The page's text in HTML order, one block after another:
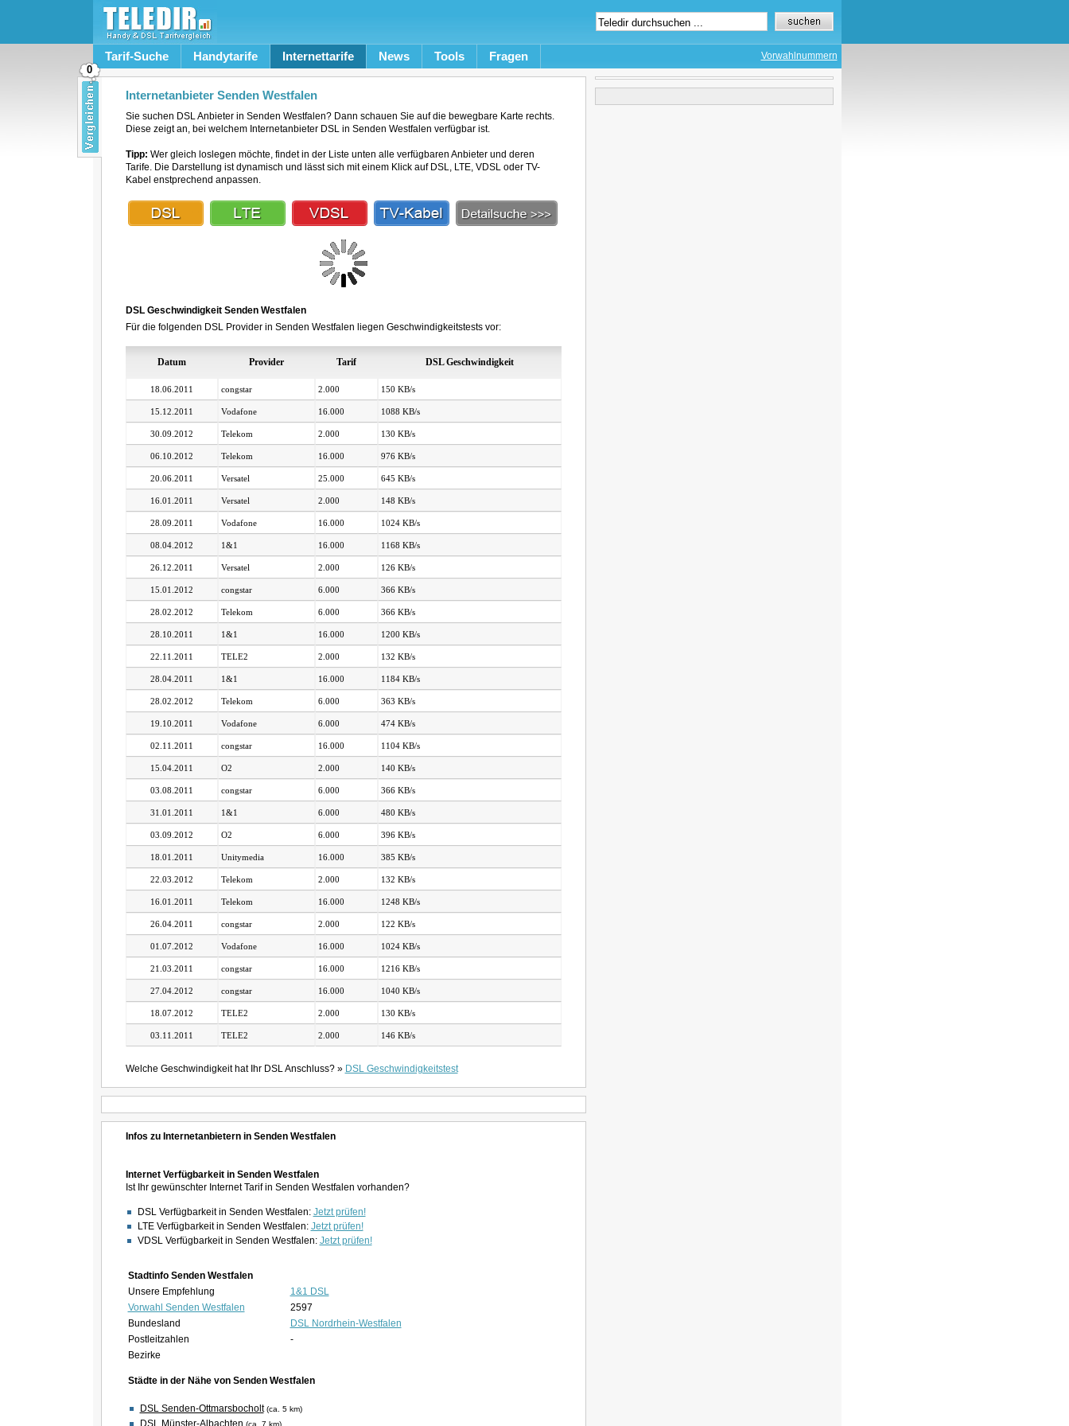
Tarif-Suche Handytarife Internettarife News Tools Fragen Vorwahlnummern
Internetanbieter Senden Westfalen
Sie suchen DSL Anbieter in Senden Westfalen? Dann schauen Sie auf die bewegbare Karte rechts.
Diese zeigt an, bei welchem Internetanbieter DSL in Senden Westfalen verfügbar ist.
Tipp: Wer gleich loslegen möchte, findet in der Liste unten alle verfügbaren Anbieter und deren
Tarife. Die Darstellung ist dynamisch und lässt sich mit einem Klick auf DSL, LTE, VDSL oder TV-
Kabel enstprechend anpassen.
DSL Geschwindigkeit Senden Westfalen
Für die folgenden DSL Provider in Senden Westfalen liegen Geschwindigkeitstests vor:
Datum Provider Tarif DSL Geschwindigkeit
18.06.2011 congstar 2.000 150 KB/s
15.12.2011 Vodafone 16.000 1088 KB/s
30.09.2012 Telekom 2.000 130 KB/s
06.10.2012 Telekom 16.000 976 KB/s
20.06.2011 Versatel 25.000 645 KB/s
16.01.2011 Versatel 2.000 148 KB/s
28.09.2011 Vodafone 16.000 1024 KB/s
08.04.2012 1&1 16.000 1168 KB/s
26.12.2011 Versatel 2.000 126 KB/s
15.01.2012 congstar 6.000 366 KB/s
28.02.2012 Telekom 6.000 366 KB/s
28.10.2011 1&1 16.000 1200 KB/s
22.11.2011 TELE2 2.000 132 KB/s
28.04.2011 1&1 16.000 1184 KB/s
28.02.2012 Telekom 6.000 363 KB/s
19.10.2011 Vodafone 6.000 474 KB/s
02.11.2011 congstar 16.000 1104 KB/s
15.04.2011 O2 2.000 140 KB/s
03.08.2011 congstar 6.000 366 KB/s
31.01.2011 1&1 6.000 480 KB/s
03.09.2012 O2 6.000 396 KB/s
18.01.2011 Unitymedia 16.000 385 KB/s
22.03.2012 Telekom 2.000 132 KB/s
16.01.2011 Telekom 16.000 1248 KB/s
26.04.2011 congstar 2.000 122 KB/s
01.07.2012 Vodafone 16.000 1024 KB/s
21.03.2011 congstar 16.000 1216 KB/s
27.04.2012 congstar 16.000 1040 KB/s
18.07.2012 TELE2 2.000 130 KB/s
03.11.2011 TELE2 2.000 146 KB/s
Welche Geschwindigkeit hat Ihr DSL Anschluss? » DSL Geschwindigkeitstest
Infos zu Internetanbietern in Senden Westfalen
Internet Verfügbarkeit in Senden Westfalen
Ist Ihr gewünschter Internet Tarif in Senden Westfalen vorhanden?
DSL Verfügbarkeit in Senden Westfalen: Jetzt prüfen!
LTE Verfügbarkeit in Senden Westfalen: Jetzt prüfen!
VDSL Verfügbarkeit in Senden Westfalen: Jetzt prüfen!
Stadtinfo Senden Westfalen
Unsere Empfehlung
1&1 DSL
Vorwahl Senden Westfalen
2597
Bundesland
DSL Nordrhein-Westfalen
Postleitzahlen
-
Bezirke
Städte in der Nähe von Senden Westfalen
DSL Senden-Ottmarsbocholt (ca. 5 km)
DSL Münster-Albachten (ca. 7 km)
0